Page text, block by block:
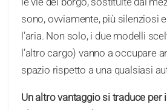
sono, ovviamente, più silenziosi
l’aria. Non solo, i due modelli
l’altro cargo) vanno a occupare
spazio rispetto a una qualsiasi
Un altro vantaggio si traduce per